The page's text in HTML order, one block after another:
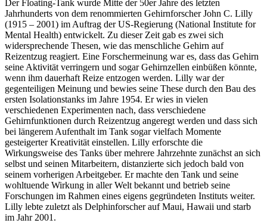
Der Floating-Tank wurde Mitte der 50er Jahre des letzten
Jahrhunderts von dem renommierten Gehirnforscher John C. Lilly
(1915 – 2001) im Auftrag der US-Regierung (National Institute for
Mental Health) entwickelt. Zu dieser Zeit gab es zwei sich
widersprechende Thesen, wie das menschliche Gehirn auf
Reizentzug reagiert. Eine Forschermeinung war es, dass das Gehirn
seine Aktivität verringern und sogar Gehirnzellen einbüßen könnte,
wenn ihm dauerhaft Reize entzogen werden. Lilly war der
gegenteiligen Meinung und bewies seine These durch den Bau des
ersten Isolationstanks im Jahre 1954. Er wies in vielen
verschiedenen Experimenten nach, dass verschiedene
Gehirnfunktionen durch Reizentzug angeregt werden und dass sich
bei längerem Aufenthalt im Tank sogar vielfach Momente
gesteigerter Kreativität einstellen. Lilly erforschte die
Wirkungsweise des Tanks über mehrere Jahrzehnte zunächst an sich
selbst und seinen Mitarbeitern, distanzierte sich jedoch bald von
seinem vorherigen Arbeitgeber. Er machte den Tank und seine
wohltuende Wirkung in aller Welt bekannt und betrieb seine
Forschungen im Rahmen eines eigens gegründeten Instituts weiter.
Lilly lebte zuletzt als Delphinforscher auf Maui, Hawaii und starb
im Jahr 2001.